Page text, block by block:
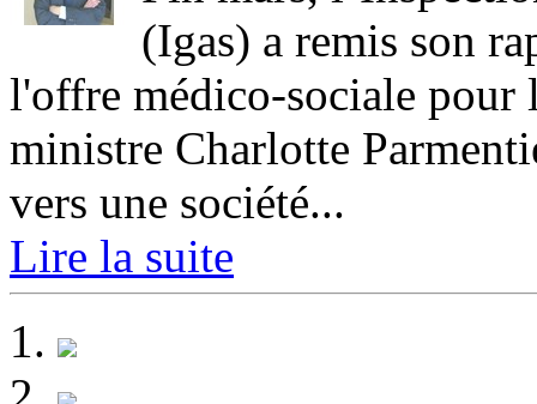
(Igas) a remis son
l'offre médico-sociale pour
ministre Charlotte
vers une société...
Lire la suite